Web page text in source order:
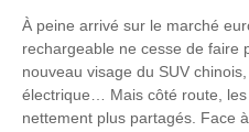
À peine arrivé sur le marché
rechargeable ne cesse de faire
nouveau visage du SUV
électrique… Mais côté route,
nettement plus partagés. Face